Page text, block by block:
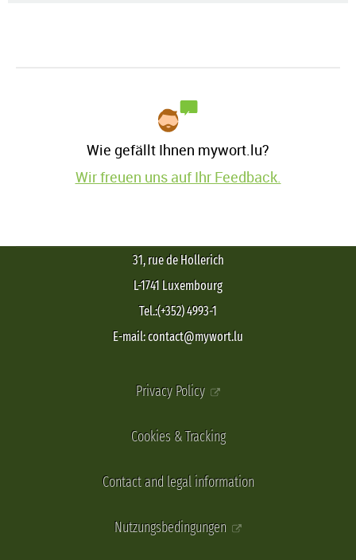
Wie gefällt Ihnen mywort.lu?
Wir freuen uns auf Ihr Feedback.
31, rue de Hollerich
L-1741 Luxembourg
Tel.:(+352) 4993-1
E-mail: contact@mywort.lu
Privacy Policy
Cookies & Tracking
Contact and legal information
Nutzungsbedingungen